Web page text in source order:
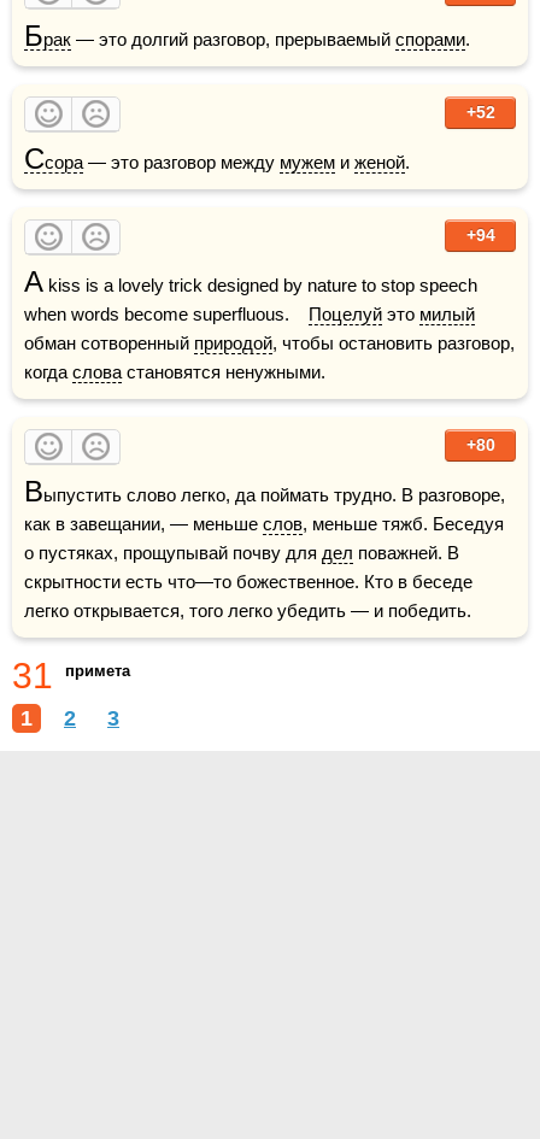
Брак — это долгий разговор, прерываемый спорами.
+52
Ссора — это разговор между мужем и женой.
+94
A kiss is a lovely trick designed by nature to stop speech
when words become superfluous. Поцелуй это милый
обман сотворенный природой, чтобы остановить разговор,
когда слова становятся ненужными.
+80
Выпустить слово легко, да поймать трудно. В разговоре,
как в завещании, — меньше слов, меньше тяжб. Беседуя
о пустяках, прощупывай почву для дел поважней. В
скрытности есть что—то божественное. Кто в беседе
легко открывается, того легко убедить — и победить.
31 примета
1 2 3